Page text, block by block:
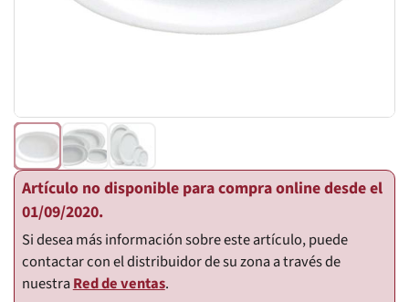
Artículo no disponible para compra online desde el
01/09/2020.
Si desea más información sobre este artículo, puede
contactar con el distribuidor de su zona a través de
nuestraRed de ventas.